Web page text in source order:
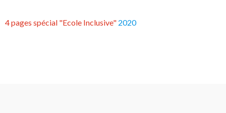
4 pages spécial "Ecole Inclusive" 2020